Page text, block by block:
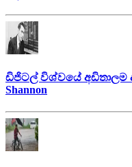
ඩිජිටල් විශ්වයේ අඩිතාලම
Shannon